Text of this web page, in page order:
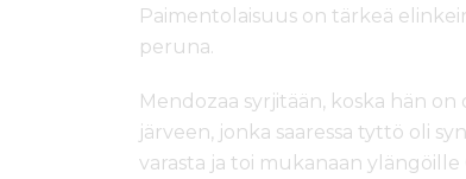
Paimentolaisuus on tärkeä
peruna.
Mendozaa syrjitään, koska hän
järveen, jonka saaressa tyttö oli
varasta ja toi mukanaan